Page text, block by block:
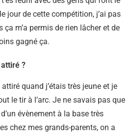
jour de cette compétition, j’ai pas
m’a permis de rien lâcher et de
gagné ça.
?
quand j’étais très jeune et je
le tir à l’arc. Je ne savais pas que
évènement à la base très
chez mes grands-parents, on a